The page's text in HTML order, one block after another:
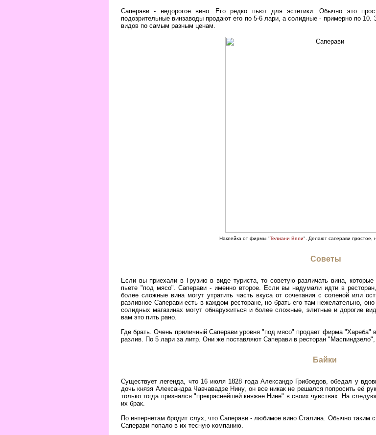
Саперави - недорогое вино. Его редко пьют для эстетики. Обычно это
подозрительные винзаводы продают его по 5-6 лари, а солидные - примерно по 10.
видов по самым разным ценам.
Наклейка от фирмы "Телиани Вели". Делают саперави простое,
Советы
Если вы приехали в Грузию в виде туриста, то советую различать вина,
пьете "под мясо". Саперави - именно второе. Если вы надумали идти в
более сложные вина могут утратить часть вкуса от сочетания с соленой или
разливное Саперави есть в каждом ресторане, но брать его там нежелательно,
солидных магазинах могут обнаружиться и более сложные, элитные и дорогие
вам это пить рано.
Где брать. Очень приличный Саперави уровня "под мясо" продает фирма "Хареба"
разлив. По 5 лари за литр. Они же поставляют Саперави в ресторан
Байки
Существует легенда, что 16 июля 1828 года Александр Грибоедов, обедал у
дочь князя Александра Чавчавадзе Нину, он все никак не решался попросить её
только тогда признался "прекраснейшей княжне Нине" в своих чувствах. На
их брак.
По интернетам бродит слух, что Саперави - любимое вино Сталина. Обычно таким
Саперави попало в их тесную компанию.